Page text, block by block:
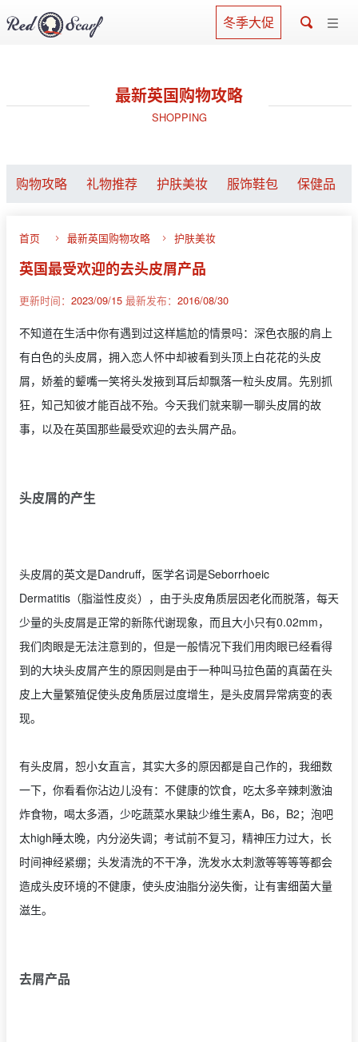
冬季大促
最新英国购物攻略
SHOPPING
购物攻略 礼物推荐 护肤美妆 服饰鞋包 保健品
首页 最新英国购物攻略 护肤美妆
英国最受欢迎的去头皮屑产品
更新时间： 2023/09/15 最新发布： 2016/08/30
不知道在生活中你有遇到过这样尴尬的情景吗：深色衣服的肩上
有白色的头皮屑，拥入恋人怀中却被看到头顶上白花花的头皮
屑，娇羞的颦嘴一笑将头发掖到耳后却飘落一粒头皮屑。先别抓
狂，知己知彼才能百战不殆。今天我们就来聊一聊头皮屑的故
事，以及在英国那些最受欢迎的去头屑产品。
头皮屑的产生
头皮屑的英文是Dandruff，医学名词是Seborrhoeic
Dermatitis（脂溢性皮炎），由于头皮角质层因老化而脱落，每天
少量的头皮屑是正常的新陈代谢现象，而且大小只有0.02mm，
我们肉眼是无法注意到的，但是一般情况下我们用肉眼已经看得
到的大块头皮屑产生的原因则是由于一种叫马拉色菌的真菌在头
皮上大量繁殖促使头皮角质层过度增生，是头皮屑异常病变的表
现。
有头皮屑，恕小女直言，其实大多的原因都是自己作的，我细数
一下，你看看你沾边儿没有：不健康的饮食，吃太多辛辣刺激油
炸食物，喝太多酒，少吃蔬菜水果缺少维生素A，B6，B2；泡吧
太high睡太晚，内分泌失调；考试前不复习，精神压力过大，长
时间神经紧绷；头发清洗的不干净，洗发水太刺激等等等等都会
造成头皮环境的不健康，使头皮油脂分泌失衡，让有害细菌大量
滋生。
去屑产品